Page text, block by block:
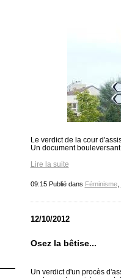
Le verdict de la cour
Un document
Lire la suite
09:15 Publié dans Féminisme,
12/10/2012
Osez la bêtise...
Un verdict d'un procès